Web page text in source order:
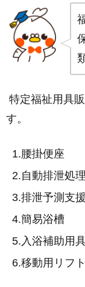
特定福祉用具
す。
腰掛便座
自動排泄処
排泄予測支
簡易浴槽
入浴補助用
移動用リフ